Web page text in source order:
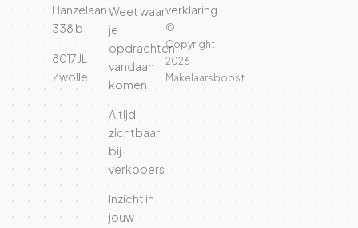
Hanzelaan
338 b
8017 JL
Zwolle
Weet waar
je
opdrachten
vandaan
komen
Altijd
zichtbaar
bij
verkopers
Inzicht in
jouw
verklaring
©
Copyright
2026
Makelaarsboost